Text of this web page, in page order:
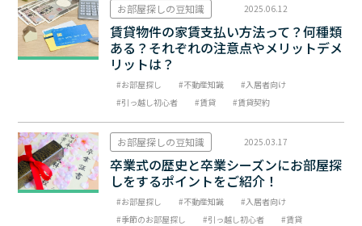
お部屋探しの豆知識 2025.06.12
賃貸物件の家賃支払い方法って？何種類
ある？それぞれの注意点やメリットデメ
リットは？
お部屋探し 不動産知識
入居者向け
引っ越し初心者
賃貸 賃貸契約
お部屋探しの豆知識 2025.03.17
卒業式の歴史と卒業シーズンにお部屋探
しをするポイントをご紹介！
お部屋探し 不動産知識
入居者向け
季節のお部屋探し
引っ越し初心者
賃貸